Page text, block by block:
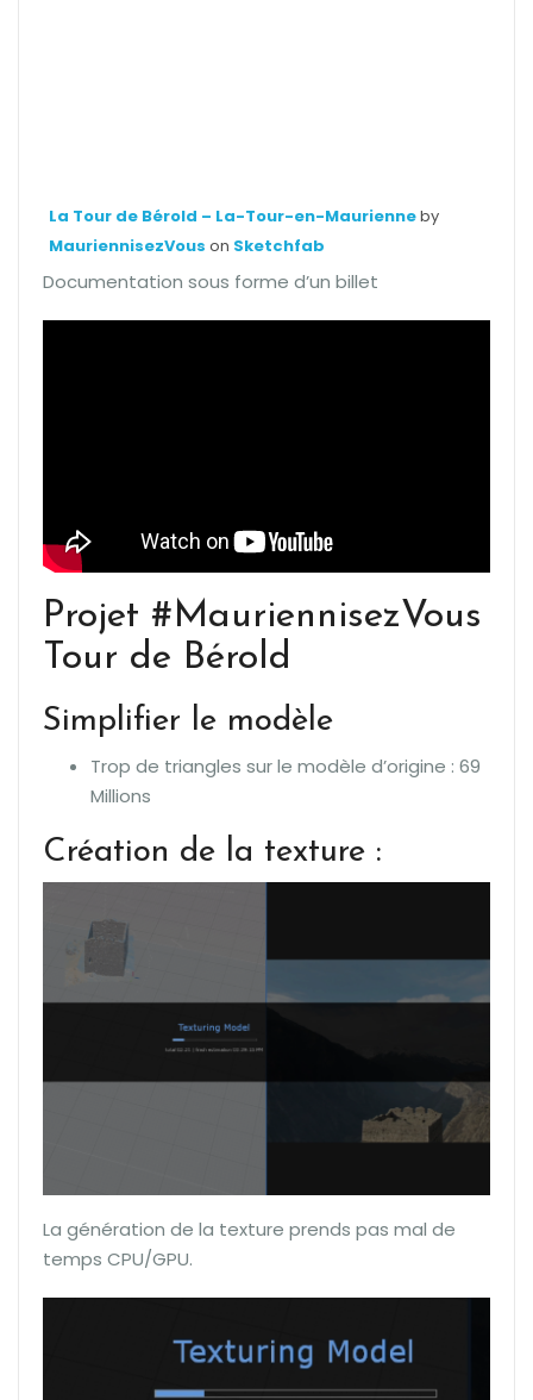
La Tour de Bérold – La-Tour-en-Maurienneby
MauriennisezVous on Sketchfab
Documentation sous forme d’un billet
Projet #MauriennisezVous
Tour de Bérold
Simplifier le modèle
Trop de triangles sur le modèle d’origine : 69
Millions
Création de la texture :
La génération de la texture prends pas mal de
temps CPU/GPU.